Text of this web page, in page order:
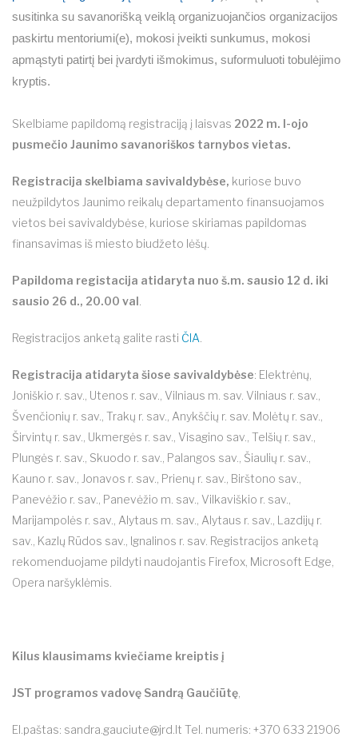
susitinka su savanorišką veiklą organizuojančios organizacijos
paskirtu mentoriumi(e), mokosi įveikti sunkumus, mokosi
apmąstyti patirtį bei įvardyti išmokimus, suformuluoti tobulėjimo
kryptis.
Skelbiame papildomą registraciją į laisvas 2022 m. I-ojo
pusmečio Jaunimo savanoriškos tarnybos vietas.
Registracija skelbiama savivaldybėse, kuriose buvo
neužpildytos Jaunimo reikalų departamento finansuojamos
vietos bei savivaldybėse, kuriose skiriamas papildomas
finansavimas iš miesto biudžeto lėšų.
Papildoma registacija atidaryta nuo š.m. sausio 12 d. iki
sausio 26 d., 20.00 val
Registracijos anketą galite rasti ČIA
Registracija atidaryta šiose savivaldybėse: Elektrėnų,
Joniškio r. sav., Utenos r. sav., Vilniaus m. sav. Vilniaus r. sav.,
Švenčionių r. sav., Trakų r. sav., Anykščių r. sav. Molėtų r. sav.,
Širvintų r. sav., Ukmergės r. sav., Visagino sav., Telšių r. sav.,
Plungės r. sav., Skuodo r. sav., Palangos sav., Šiaulių r. sav.,
Kauno r. sav., Jonavos r. sav., Prienų r. sav., Birštono sav.,
Panevėžio r. sav., Panevėžio m. sav., Vilkaviškio r. sav.,
Marijampolės r. sav., Alytaus m. sav., Alytaus r. sav., Lazdijų r.
sav., Kazlų Rūdos sav., Ignalinos r. sav. Registracijos anketą
rekomenduojame pildyti naudojantis Firefox, Microsoft Edge,
Opera naršyklėmis.
Kilus klausimams kviečiame kreiptis į
JST programos vadovę Sandrą Gaučiūtę
El.paštas: sandra.gauciute@jrd.lt Tel. numeris: +370 633 21906